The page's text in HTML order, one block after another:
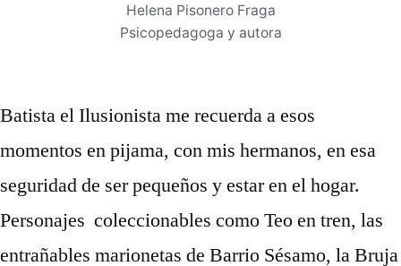
Helena Pisonero Fraga
Psicopedagoga y autora
Batista el Ilusionista me recuerda a esos
momentos en pijama, con mis hermanos, en esa
seguridad de ser pequeños y estar en el hogar.
Personajes coleccionables como Teo en tren, las
entrañables marionetas de Barrio Sésamo, la Bruja